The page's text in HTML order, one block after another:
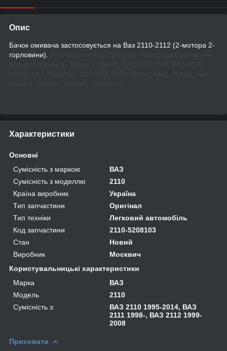
Опис
Бачок омивача застосовується на Ваз 2110-2112 (2-мотора 2-
горловини).
Характеристики
Основні
Сумісність з маркою
ВАЗ
Сумісність з моделлю
2110
Країна виробник
Україна
Тип запчастини
Оригінал
Тип техніки
Легковий автомобіль
Код запчастини
2110-5208103
Стан
Новий
Виробник
Москвич
Користувальницькі характеристики
Марка
ВАЗ
Модель
2110
Сумісність з:
ВАЗ 2110 1995-2014, ВАЗ
2111 1998-, ВАЗ 2112 1999-
2008
Приховати